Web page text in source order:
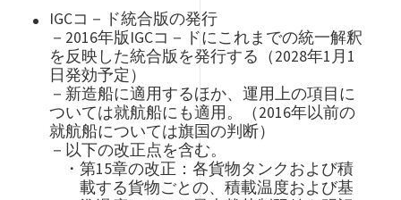
IGCコ－ド統合版の発行
－2016年版IGCコ－ドにこれまでの統一解釈
を反映した統合版を発行する（2028年1月1
日発効予定）
－新造船に適用するほか、運用上の項目に
ついては就航船にも適用。（2016年以前の
就航船については旗国の判断）
－以下の改正点を含む。
・第15章の改正：各貨物タンクおよび積
載する貨物ごとの、積載温度および基